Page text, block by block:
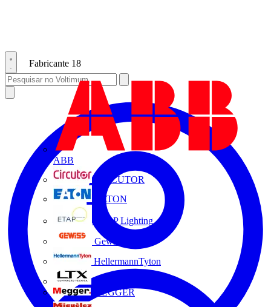
Fabricante 18
ABB
CIRCUTOR
EATON
ETAP Lighting
Gewiss
HellermannTyton
MEGGER